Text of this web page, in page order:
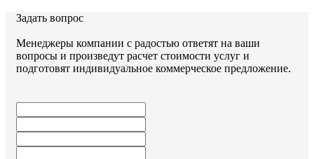
Задать вопрос
Менеджеры компании с радостью ответят на ваши
вопросы и произведут расчет стоимости услуг и
подготовят индивидуальное коммерческое предложение.